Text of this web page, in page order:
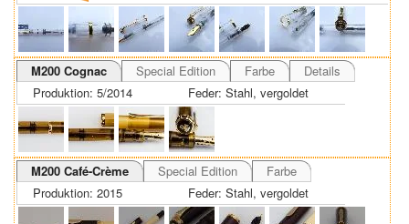
M200 Cognac Special Edition Farbe
Details
Produktion: 5/2014
Feder: Stahl, vergoldet
M200 Café-Crème Special Edition
Farbe
Produktion: 2015
Feder: Stahl, vergoldet